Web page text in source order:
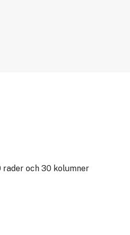
och 30 kolumner